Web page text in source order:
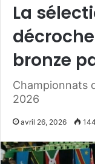
La
bronze
Championnats
2026
avril 26, 2026 144